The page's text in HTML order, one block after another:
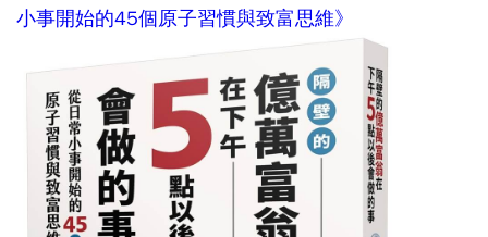
小事開始的45個原子習慣與致富思維》